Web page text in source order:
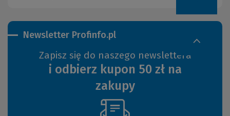
Newsletter Profinfo.pl
Zapisz się do naszego newslettera
i odbierz kupon 50 zł na
zakupy